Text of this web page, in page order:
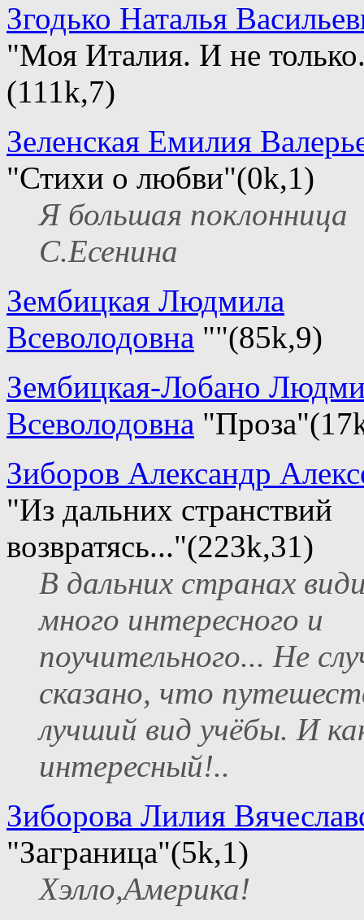
Згодько Наталья
"Моя Италия. И не
(111k,7)
Зеленская Емилия
"Стихи о любви"(0k,1)
Я большая поклонница
С.Есенина
Зембицкая Людмила
Всеволодовна ""(85k,9)
Зембицкая-Лобано
Всеволодовна
Зиборов Александр
"Из дальних странствий
возвратясь..."(223k,31)
В дальних странах
много интересного и
поучительного... Не
сказано, что
лучший вид учёбы. И
интересный!..
Зиборова Лилия
"Заграница"(5k,1)
Хэлло,Америка!